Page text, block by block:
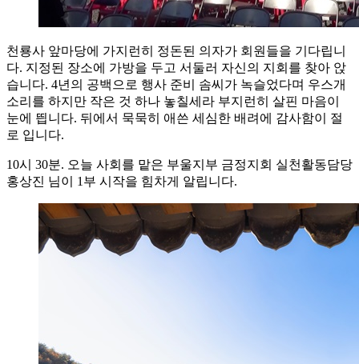
천룡사 앞마당에 가지런히 정돈된 의자가 회원들을 기다립니
다. 지정된 장소에 가방을 두고 서둘러 자신의 지회를 찾아 앉
습니다. 4년의 공백으로 행사 준비 솜씨가 녹슬었다며 우스개
소리를 하지만 작은 것 하나 놓칠세라 부지런히 살핀 마음이
눈에 띕니다. 뒤에서 묵묵히 애쓴 세심한 배려에 감사함이 절
로 입니다.
10시 30분. 오늘 사회를 맡은 부울지부 금정지회 실천활동담당
홍상진 님이 1부 시작을 힘차게 알립니다.